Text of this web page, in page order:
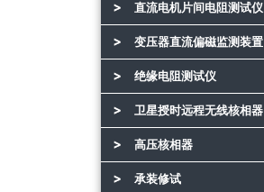
直流电机片间电阻测试仪
变压器直流偏磁监测装置
绝缘电阻测试仪
卫星授时远程无线核相器
高压核相器
承装修试